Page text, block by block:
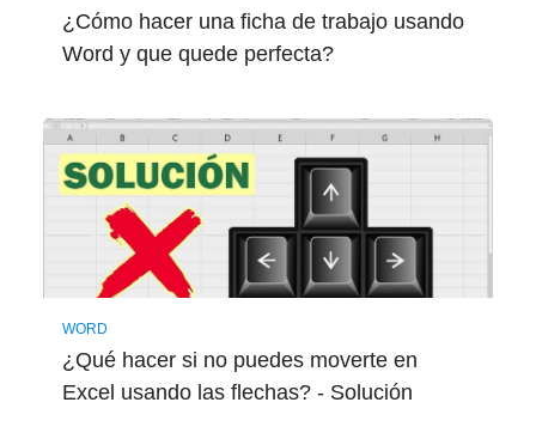
¿Cómo hacer una ficha de trabajo usando
Word y que quede perfecta?
WORD
¿Qué hacer si no puedes moverte en
Excel usando las flechas? - Solución